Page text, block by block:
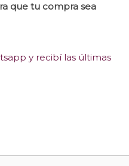
que tu compra sea
y recibí las últimas